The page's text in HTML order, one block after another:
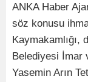
ANKA Haber
söz konusu
Kaymakamlığı,
Belediyesi İmar
Yasemin Arın